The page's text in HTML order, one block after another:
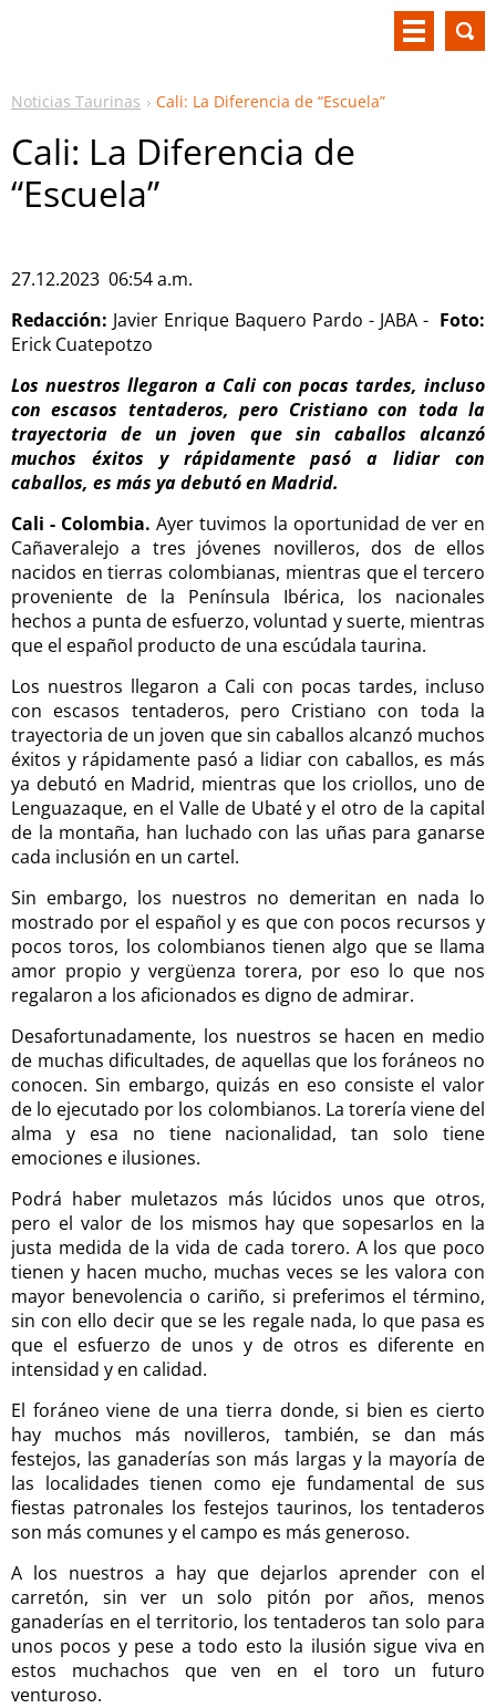
Noticias Taurinas Cali: La Diferencia de “Escuela”
Cali: La Diferencia de
“Escuela”
27.12.2023 06:54 a.m.
Redacción: Javier Enrique Baquero Pardo - JABA - Foto:
Erick Cuatepotzo
Los nuestros llegaron a Cali con pocas tardes, incluso
con escasos tentaderos, pero Cristiano con toda la
trayectoria de un joven que sin caballos alcanzó
muchos éxitos y rápidamente pasó a lidiar con
caballos, es más ya debutó en Madrid.
Cali - Colombia. Ayer tuvimos la oportunidad de ver en
Cañaveralejo a tres jóvenes novilleros, dos de ellos
nacidos en tierras colombianas, mientras que el tercero
proveniente de la Península Ibérica, los nacionales
hechos a punta de esfuerzo, voluntad y suerte, mientras
que el español producto de una escúdala taurina.
Los nuestros llegaron a Cali con pocas tardes, incluso
con escasos tentaderos, pero Cristiano con toda la
trayectoria de un joven que sin caballos alcanzó muchos
éxitos y rápidamente pasó a lidiar con caballos, es más
ya debutó en Madrid, mientras que los criollos, uno de
Lenguazaque, en el Valle de Ubaté y el otro de la capital
de la montaña, han luchado con las uñas para ganarse
cada inclusión en un cartel.
Sin embargo, los nuestros no demeritan en nada lo
mostrado por el español y es que con pocos recursos y
pocos toros, los colombianos tienen algo que se llama
amor propio y vergüenza torera, por eso lo que nos
regalaron a los aficionados es digno de admirar.
Desafortunadamente, los nuestros se hacen en medio
de muchas dificultades, de aquellas que los foráneos no
conocen. Sin embargo, quizás en eso consiste el valor
de lo ejecutado por los colombianos. La torería viene del
alma y esa no tiene nacionalidad, tan solo tiene
emociones e ilusiones.
Podrá haber muletazos más lúcidos unos que otros,
pero el valor de los mismos hay que sopesarlos en la
justa medida de la vida de cada torero. A los que poco
tienen y hacen mucho, muchas veces se les valora con
mayor benevolencia o cariño, si preferimos el término,
sin con ello decir que se les regale nada, lo que pasa es
que el esfuerzo de unos y de otros es diferente en
intensidad y en calidad.
El foráneo viene de una tierra donde, si bien es cierto
hay muchos más novilleros, también, se dan más
festejos, las ganaderías son más largas y la mayoría de
las localidades tienen como eje fundamental de sus
fiestas patronales los festejos taurinos, los tentaderos
son más comunes y el campo es más generoso.
A los nuestros a hay que dejarlos aprender con el
carretón, sin ver un solo pitón por años, menos
ganaderías en el territorio, los tentaderos tan solo para
unos pocos y pese a todo esto la ilusión sigue viva en
estos muchachos que ven en el toro un futuro
venturoso.